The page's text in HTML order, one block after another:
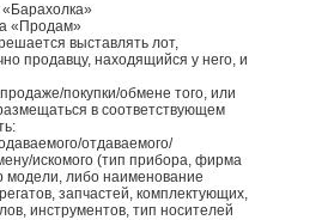
«Продам»
выставлять лот,
продавцу, находящийся у него, и
покупки/обмене того, или
в соответствующем
отдаваемого/
искомого (тип прибора, фирма
модели, либо наименование
запчастей, комплектующих,
инструментов, тип носителей